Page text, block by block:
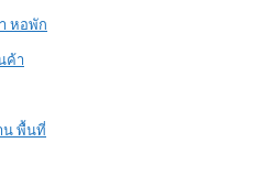
หอพัก
ค้า
น พื้นที่